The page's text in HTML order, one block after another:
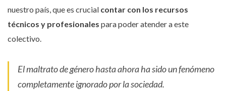
nuestro país, que es crucial contar con los recursos
técnicos y profesionales para poder atender a este
colectivo.
El maltrato de género hasta ahora ha sido un fenómeno
completamente ignorado por la sociedad.